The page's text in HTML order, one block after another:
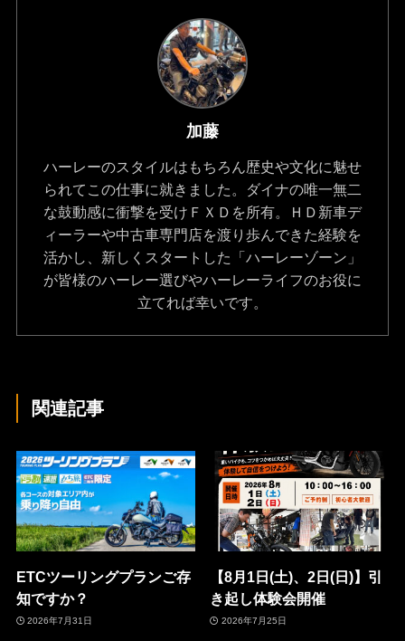
加藤
ハーレーのスタイルはもちろん歴史や文化に魅せ
られてこの仕事に就きました。ダイナの唯一無二
な鼓動感に衝撃を受けＦＸＤを所有。ＨＤ新車デ
ィーラーや中古車専門店を渡り歩んできた経験を
活かし、新しくスタートした「ハーレーゾーン」
が皆様のハーレー選びやハーレーライフのお役に
立てれば幸いです。
関連記事
ETCツーリングプランご存
知ですか？
2026年7月31日
【8月1日(土)、2日(日)】引
き起し体験会開催
2026年7月25日